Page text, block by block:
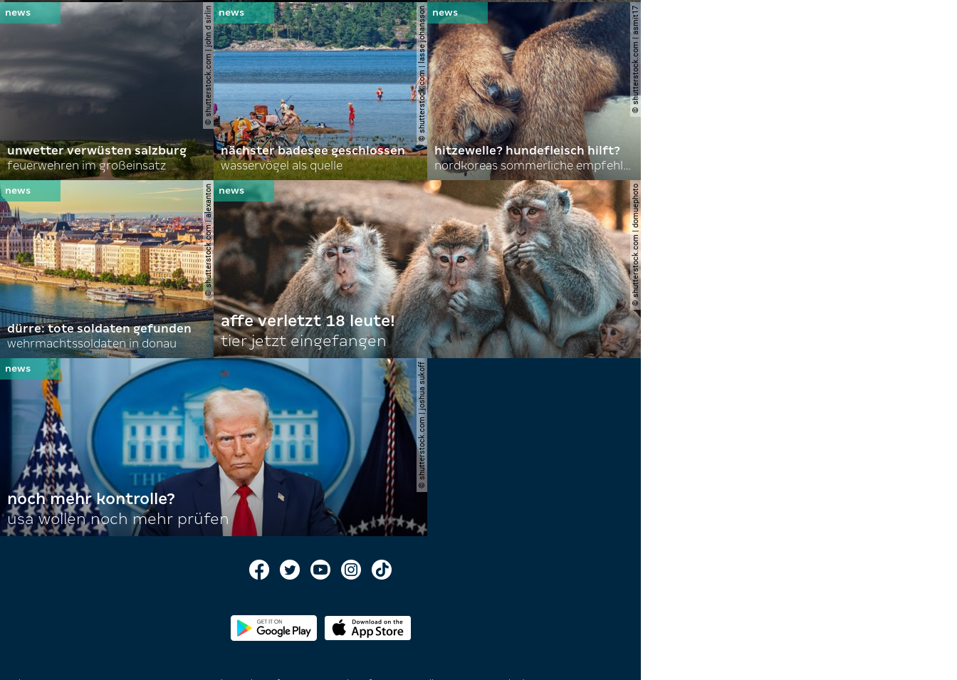
© shutterstock.com | john d sirlin
unwetter verwüsten salzburg
feuerwehren im großeinsatz
© shutterstock.com | lasse johansson
nächster badesee geschlossen
wasservögel als quelle
© shutterstock.com | asmit17
hitzewelle? hundefleisch hilft?
nordkoreas sommerliche empfehlungen
© shutterstock.com | alexanton
dürre: tote soldaten gefunden
wehrmachtssoldaten in donau
© shutterstock.com | domuephoto
affe verletzt 18 leute!
tier jetzt eingefangen
© shutterstock.com | joshua sukoff
noch mehr kontrolle?
usa wollen noch mehr prüfen